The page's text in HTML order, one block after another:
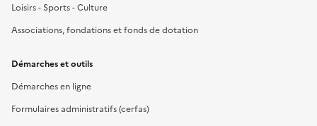
Loisirs - Sports - Culture
Associations, fondations et fonds de dotation
Démarches et outils
Démarches en ligne
Formulaires administratifs (cerfas)